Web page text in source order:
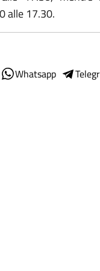
alle 17.30.
Whatsapp